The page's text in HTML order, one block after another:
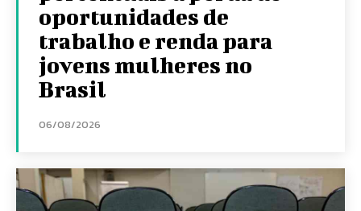
oportunidades de
trabalho e renda para
jovens mulheres no
Brasil
06/08/2026